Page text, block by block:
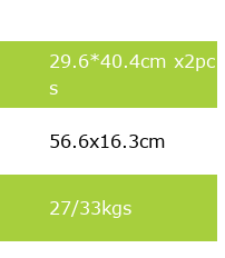
29.6*40.4cm x2pc
s
56.6x16.3cm
27/33kgs